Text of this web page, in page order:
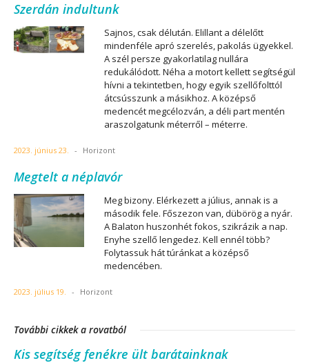
Szerdán indultunk
Sajnos, csak délután. Elillant a délelőtt
mindenféle apró szerelés, pakolás ügyekkel.
A szél persze gyakorlatilag nullára
redukálódott. Néha a motort kellett segítségül
hívni a tekintetben, hogy egyik szellőfolttól
átcsússzunk a másikhoz. A középső
medencét megcélozván, a déli part mentén
araszolgatunk méterről – méterre.
2023. június 23. - Horizont
Megtelt a néplavór
Meg bizony. Elérkezett a július, annak is a
második fele. Főszezon van, dübörög a nyár.
A Balaton huszonhét fokos, szikrázik a nap.
Enyhe szellő lengedez. Kell ennél több?
Folytassuk hát túránkat a középső
medencében.
2023. július 19. - Horizont
További cikkek a rovatból
Kis segítség fenékre ült barátainknak